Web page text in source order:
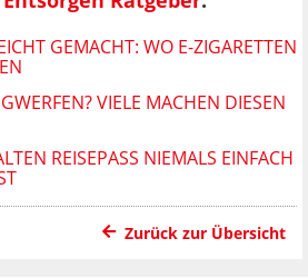
GEMACHT: WO E-ZIGARETTEN
VIELE MACHEN DIESEN
REISEPASS NIEMALS EINFACH
Zurück zur Übersicht